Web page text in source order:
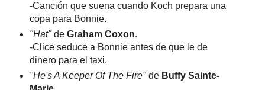
-Canción que suena cuando Koch prepara una
copa para Bonnie.
"Hat"de Graham Coxon.
-Clice seduce a Bonnie antes de que le de
dinero para el taxi.
"He's A Keeper Of The Fire"de Buffy Sainte-